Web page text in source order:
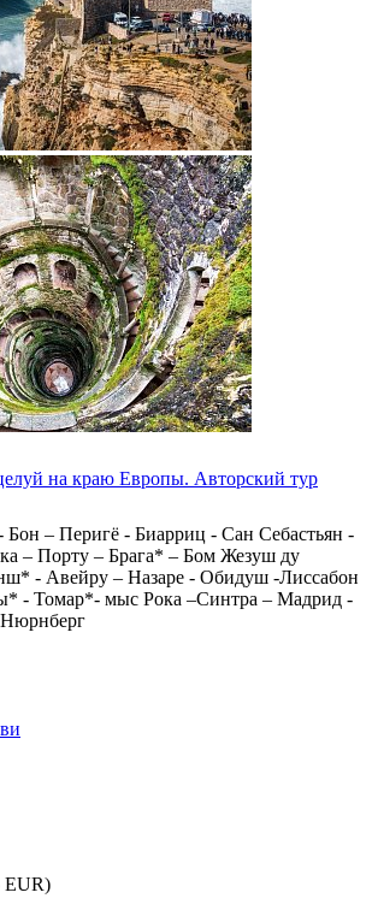
на краю Европы. Авторский тур
– Перигё - Биарриц - Сан Себастьян -
– Порту – Брага* – Бом Жезуш ду
- Авейру – Назаре - Обидуш -Лиссабон
- Томар*- мыс Рока –Синтра – Мадрид -
EUR)